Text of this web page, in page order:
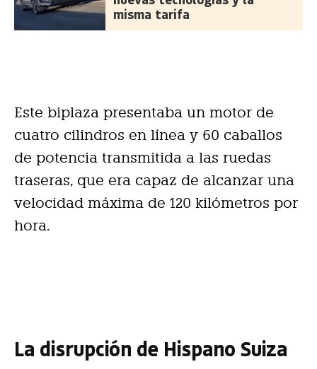
misma tarifa
Este biplaza presentaba un motor de
cuatro cilindros en línea y 60 caballos
de potencia transmitida a las ruedas
traseras, que era capaz de alcanzar una
velocidad máxima de 120 kilómetros por
hora.
La disrupción de Hispano Suiza